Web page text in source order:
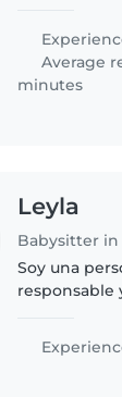
hacer
que sean
puedan
imaginación..
Average
minutes
Leyla
Babysitter in
Soy una
responsable
labores del
niños y la
mayores.